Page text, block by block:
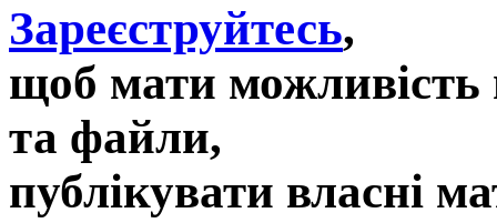
Зареєструйтесь,
щоб мати можливість
та файли,
публікувати власні